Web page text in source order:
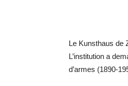
Le Kunsthaus de
L’institution a
d’armes (1890-